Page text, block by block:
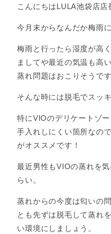
こんにちはLULA池袋店店
今月末からなんだか梅雨
梅雨と行ったら湿度が高
ましてや最近の気温も高
蒸れ問題はおこりそうです
そんな時には脱毛でスッ
特にVIOのデリケートゾ
手入れしにくい箇所なの
がオススメです！
最近男性もVIOの蒸れを
らい。
蒸れからの今度は匂いの
とも先ずは脱毛して蒸れ
い環境にしましょう。